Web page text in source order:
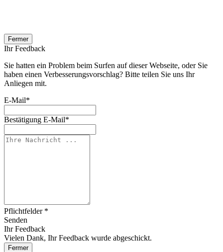
Fermer
Ihr Feedback
Sie hatten ein Problem beim Surfen auf dieser Webseite, oder Sie
haben einen Verbesserungsvorschlag? Bitte teilen Sie uns Ihr
Anliegen mit.
E-Mail*
Bestätigung E-Mail*
Pflichtfelder *
Senden
Ihr Feedback
Vielen Dank, Ihr Feedback wurde abgeschickt.
Fermer